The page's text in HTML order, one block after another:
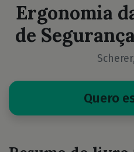
Ergonomia
de
Quero